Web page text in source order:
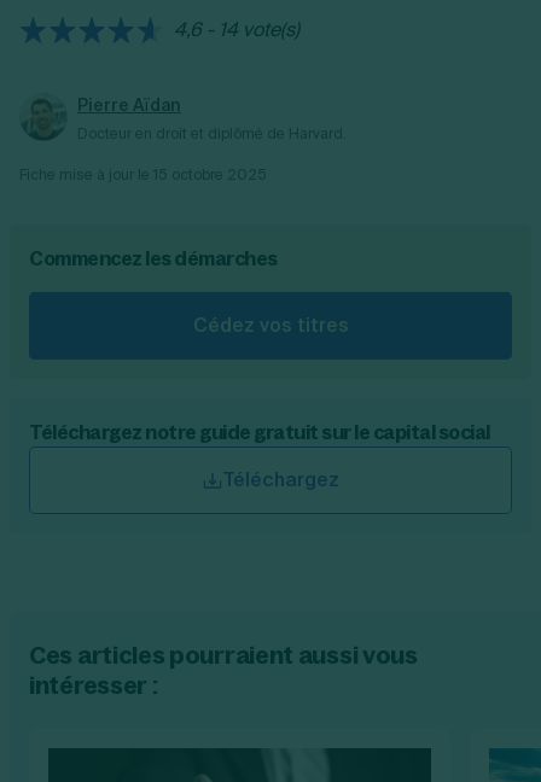
4,6 - 14 vote(s)
Pierre Aïdan
Commencez les démarches
Cédez vos titres
Téléchargez notre guide gratuit sur le capital social
Téléchargez
Ces articles pourraient aussi vous
intéresser :